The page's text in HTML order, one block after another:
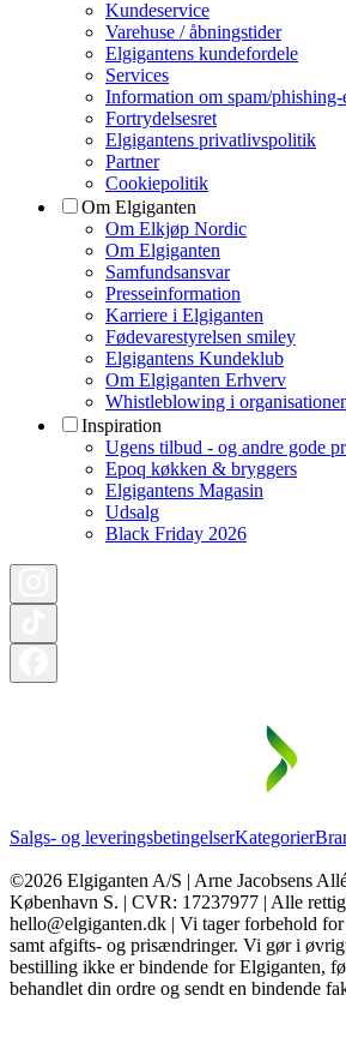
Kundeservice
Varehuse / åbningstider
Elgigantens kundefordele
Services
Information om spam/
Fortrydelsesret
Elgigantens privatlivspolitik
Partner
Cookiepolitik
Om Elgiganten
Om Elkjøp Nordic
Om Elgiganten
Samfundsansvar
Presseinformation
Karriere i Elgiganten
Fødevarestyrelsen smiley
Elgigantens Kundeklub
Om Elgiganten Erhverv
Whistleblowing i
Inspiration
Ugens tilbud - og andre gode
Epoq køkken & bryggers
Elgigantens Magasin
Udsalg
Black Friday 2026
Salgs- og leveringsbetingelserKategorier
©2026 Elgiganten A/S | Arne Jacobsens
København S. | CVR: 17237977 | Alle
hello@elgiganten.dk | Vi tager forbehold
samt afgifts- og prisændringer. Vi gør i
bestilling ikke er bindende for Elgiganten,
behandlet din ordre og sendt en bindende